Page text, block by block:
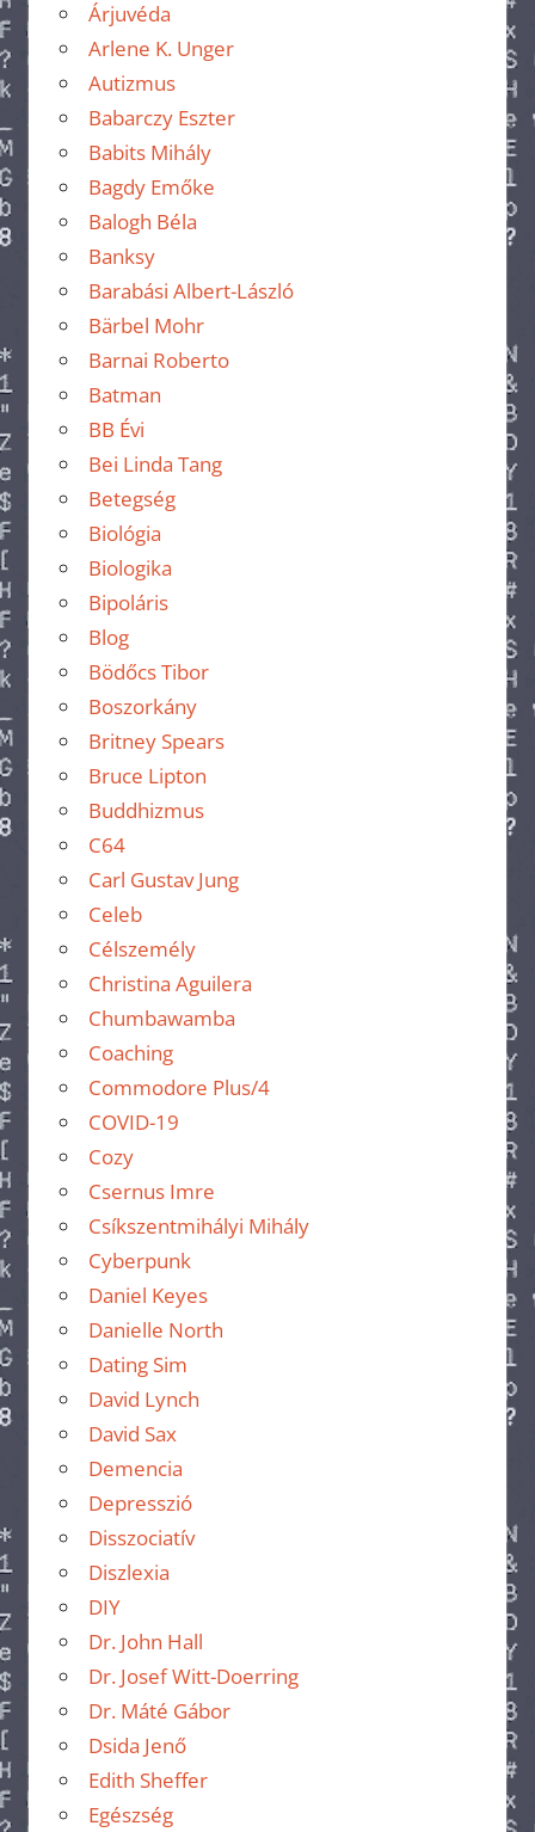
Árjuvéda
Arlene K. Unger
Autizmus
Babarczy Eszter
Babits Mihály
Bagdy Emőke
Balogh Béla
Banksy
Barabási Albert-László
Bärbel Mohr
Barnai Roberto
Batman
BB Évi
Bei Linda Tang
Betegség
Biológia
Biologika
Bipoláris
Blog
Bödőcs Tibor
Boszorkány
Britney Spears
Bruce Lipton
Buddhizmus
C64
Carl Gustav Jung
Celeb
Célszemély
Christina Aguilera
Chumbawamba
Coaching
Commodore Plus/4
COVID-19
Cozy
Csernus Imre
Csíkszentmihályi Mihály
Cyberpunk
Daniel Keyes
Danielle North
Dating Sim
David Lynch
David Sax
Demencia
Depresszió
Disszociatív
Diszlexia
DIY
Dr. John Hall
Dr. Josef Witt-Doerring
Dr. Máté Gábor
Dsida Jenő
Edith Sheffer
Egészség